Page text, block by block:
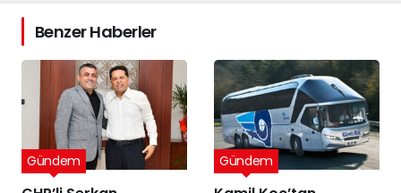
Benzer Haberler
Gündem Gündem